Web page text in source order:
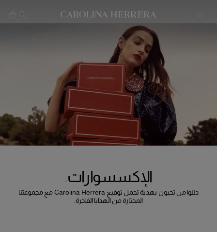
بيان إمكانية الوصول (الرابط)
الإكسسوارات
دللوا من تحبون بهدية تحمل توقيع Carolina Herrera مع مجموعتنا
المختارة من الهدايا الفاخرة.